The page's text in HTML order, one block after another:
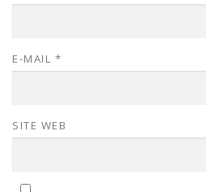
E-MAIL *
SITE WEB